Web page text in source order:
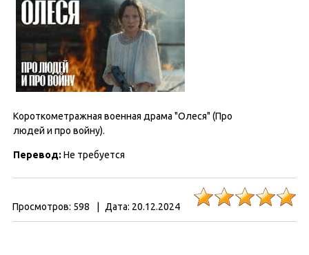
Короткометражная военная драма "Олеся" (Про
людей и про войну).
Перевод: Не требуется
Просмотров: 598 Дата: 20.12.2024